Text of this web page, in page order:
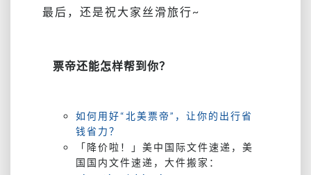
最后，还是祝大家丝滑旅行~
票帝还能怎样帮到你？
如何用好“北美票帝”，让你的出行省
钱省力？
「降价啦！」美中国际文件速递，美
国国内文件速递，大件搬家：